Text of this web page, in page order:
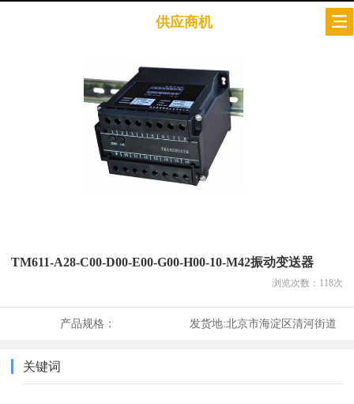
供应商机
TM611-A28-C00-D00-E00-G00-H00-10-M42振动变送器
浏览次数： 118次
产品规格： 发货地:北京市海淀区清河街道
关键词